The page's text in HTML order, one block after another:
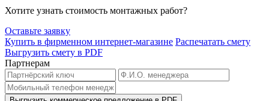
Хотите узнать стоимость монтажных работ?
Оставьте заявку
Купить в фирменном интернет-магазине Распечатать смету
Выгрузить смету в PDF
Партнерам